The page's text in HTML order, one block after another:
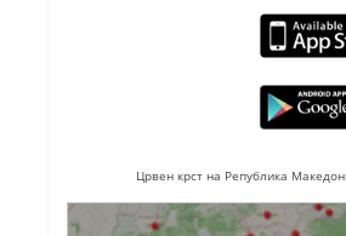
Црвен крст на Република